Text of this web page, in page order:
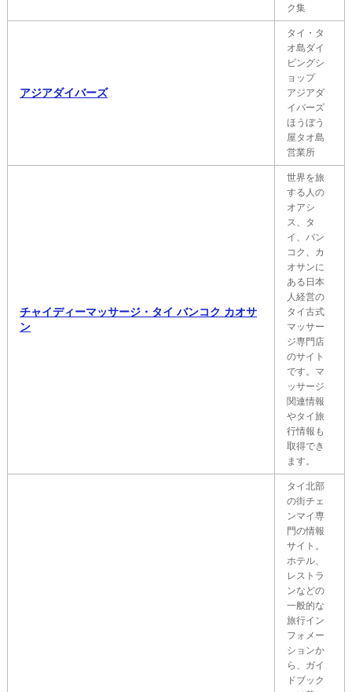
ク集
アジアダイバーズ
タイ・タ
オ島ダイ
ビングシ
ョップ
アジアダ
イバーズ
ほうぼう
屋タオ島
営業所
チャイディーマッサージ・タイ バンコク カオサ
ン
世界を旅
する人の
オアシ
ス、タ
イ、バン
コク、カ
オサンに
ある日本
人経営の
タイ古式
マッサー
ジ専門店
のサイト
です。マ
ッサージ
関連情報
やタイ旅
行情報も
取得でき
ます。
タイ北部
の街チェ
ンマイ専
門の情報
サイト。
ホテル、
レストラ
ンなどの
一般的な
旅行イン
フォメー
ションか
ら、ガイ
ドブック